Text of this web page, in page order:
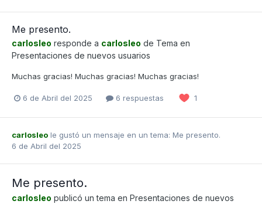
Me presento.
carlosleo responde a carlosleo de Tema en
Presentaciones de nuevos usuarios
Muchas gracias! Muchas gracias! Muchas gracias!
6 de Abril del 2025 6 respuestas 1
carlosleo le gustó un mensaje en un tema: Me presento.
6 de Abril del 2025
Me presento.
carlosleo publicó un tema en Presentaciones de nuevos